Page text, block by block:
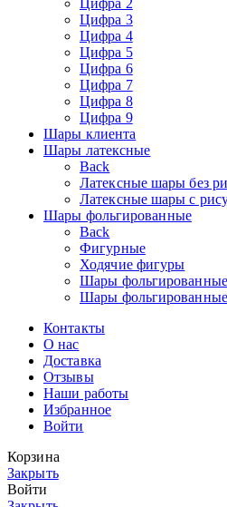
Цифра 3
Цифра 4
Цифра 5
Цифра 6
Цифра 7
Цифра 8
Цифра 9
Шары клиента
Шары латексные
Back
Латексные шары без
Латексные шары с
Шары фольгированные
Back
Фигурные
Ходячие фигуры
Шары фольгированные
Шары
Контакты
О нас
Доставка
Отзывы
Наши работы
Избранное
Войти
Корзина
Закрыть
Войти